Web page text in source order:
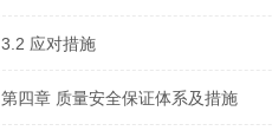
3.2 应对措施
第四章 质量安全保证体系及措施